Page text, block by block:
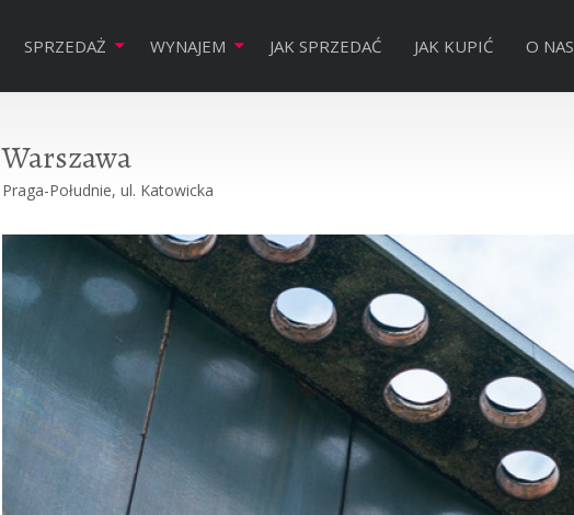
SPRZEDAŻ WYNAJEM JAK SPRZEDAĆ JAK KUPIĆ O NAS
Warszawa
Praga-Południe, ul. Katowicka